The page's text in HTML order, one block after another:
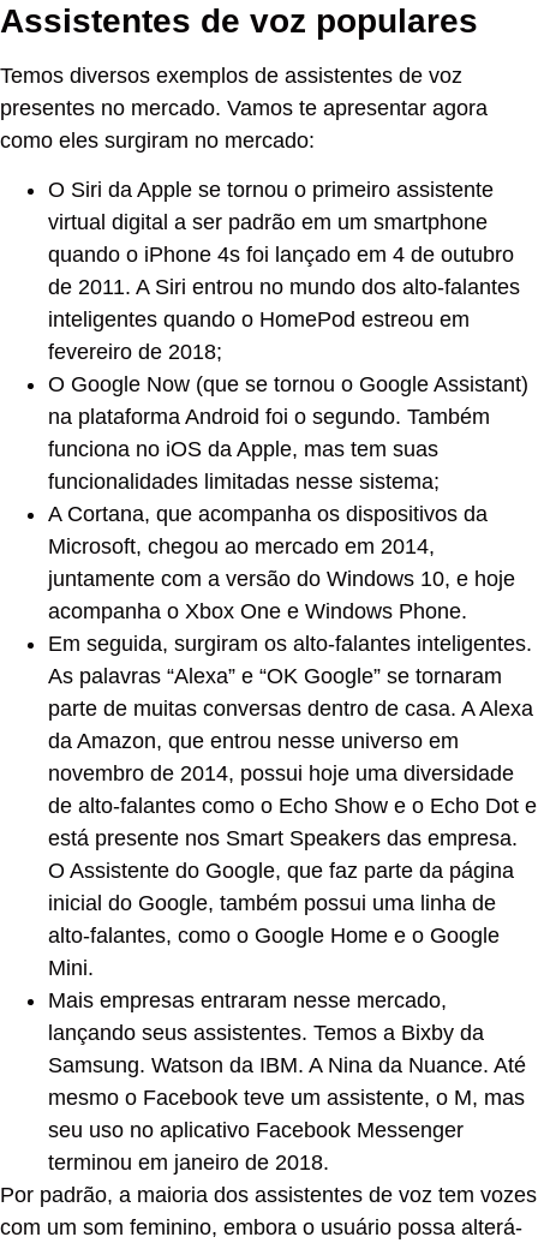
Assistentes de voz populares
Temos diversos exemplos de assistentes de voz
presentes no mercado. Vamos te apresentar agora
como eles surgiram no mercado:
O Siri da Apple se tornou o primeiro assistente
virtual digital a ser padrão em um smartphone
quando o iPhone 4s foi lançado em 4 de outubro
de 2011. A Siri entrou no mundo dos alto-falantes
inteligentes quando o HomePod estreou em
fevereiro de 2018;
O Google Now (que se tornou o Google Assistant)
na plataforma Android foi o segundo. Também
funciona no iOS da Apple, mas tem suas
funcionalidades limitadas nesse sistema;
A Cortana, que acompanha os dispositivos da
Microsoft, chegou ao mercado em 2014,
juntamente com a versão do Windows 10, e hoje
acompanha o Xbox One e Windows Phone.
Em seguida, surgiram os alto-falantes inteligentes.
As palavras “Alexa” e “OK Google” se tornaram
parte de muitas conversas dentro de casa. A Alexa
da Amazon, que entrou nesse universo em
novembro de 2014, possui hoje uma diversidade
de alto-falantes como o Echo Show e o Echo Dot e
está presente nos Smart Speakers das empresa.
O Assistente do Google, que faz parte da página
inicial do Google, também possui uma linha de
alto-falantes, como o Google Home e o Google
Mini.
Mais empresas entraram nesse mercado,
lançando seus assistentes. Temos a Bixby da
Samsung. Watson da IBM. A Nina da Nuance. Até
mesmo o Facebook teve um assistente, o M, mas
seu uso no aplicativo Facebook Messenger
terminou em janeiro de 2018.
Por padrão, a maioria dos assistentes de voz tem vozes
com um som feminino, embora o usuário possa alterá-